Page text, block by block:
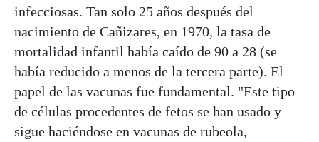
infecciosas. Tan solo 25 años después del
nacimiento de Cañizares, en 1970, la tasa de
mortalidad infantil había caído de 90 a 28 (se
había reducido a menos de la tercera parte). El
papel de las vacunas fue fundamental. "Este tipo
de células procedentes de fetos se han usado y
sigue haciéndose en vacunas de rubeola,